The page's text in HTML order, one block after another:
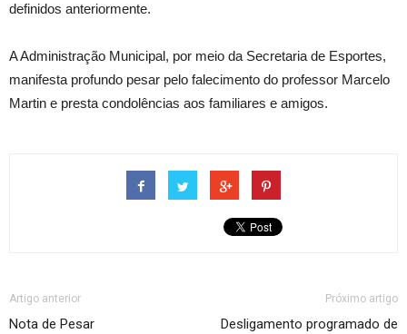
definidos anteriormente.
A Administração Municipal, por meio da Secretaria de Esportes,
manifesta profundo pesar pelo falecimento do professor Marcelo
Martin e presta condolências aos familiares e amigos.
Artigo anterior
Nota de Pesar
Próximo artigo
Desligamento programado de